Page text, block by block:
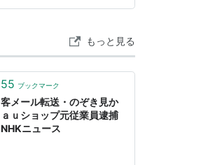
もっと見る
55 ブックマーク
客メール転送・のぞき見か
ａｕショップ元従業員逮捕
NHKニュース